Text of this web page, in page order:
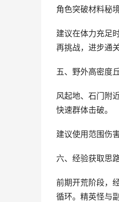
角色突破材料秘
建议在体力充足
再挑战，进步通
五、野外高密度
风起地、石门附
快速群体击破。
建议使用范围伤
六、经验获取思
前期开荒阶段，
循环。精英怪与